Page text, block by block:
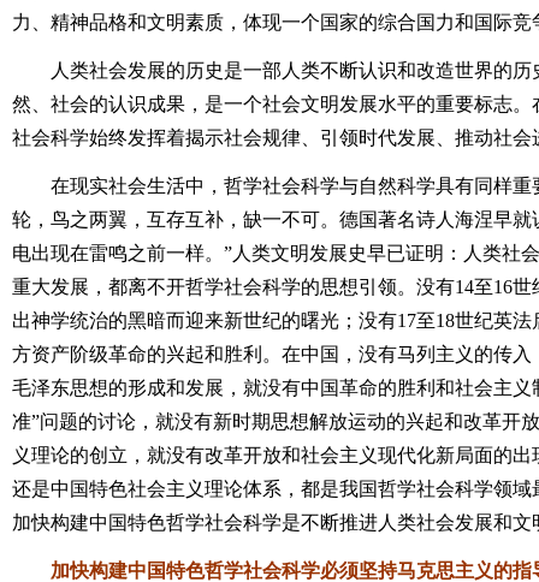
力、精神品格和文明素质，体现一个国家的综合国力和国际竞
人类社会发展的历史是一部人类不断认识和改造世界的历
然、社会的认识成果，是一个社会文明发展水平的重要标志
社会科学始终发挥着揭示社会规律、引领时代发展、推动社会
在现实社会生活中，哲学社会科学与自然科学具有同样重
轮，鸟之两翼，互存互补，缺一不可。德国著名诗人海涅早
电出现在雷鸣之前一样。”人类文明发展史早已证明：人类社
重大发展，都离不开哲学社会科学的思想引领。没有14至16
出神学统治的黑暗而迎来新世纪的曙光；没有17至18世纪英
方资产阶级革命的兴起和胜利。在中国，没有马列主义的传
毛泽东思想的形成和发展，就没有中国革命的胜利和社会主
准”问题的讨论，就没有新时期思想解放运动的兴起和改革开
义理论的创立，就没有改革开放和社会主义现代化新局面的
还是中国特色社会主义理论体系，都是我国哲学社会科学领
加快构建中国特色哲学社会科学是不断推进人类社会发展和
加快构建中国特色哲学社会科学必须坚持马克思主义的指